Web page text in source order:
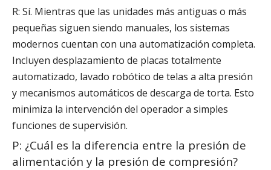
R: Sí. Mientras que las unidades más antiguas o más
pequeñas siguen siendo manuales, los sistemas
modernos cuentan con una automatización completa.
Incluyen desplazamiento de placas totalmente
automatizado, lavado robótico de telas a alta presión
y mecanismos automáticos de descarga de torta. Esto
minimiza la intervención del operador a simples
funciones de supervisión.
P: ¿Cuál es la diferencia entre la presión de
alimentación y la presión de compresión?